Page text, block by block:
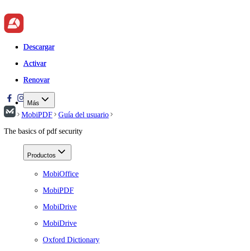
Descargar
Activar
Renovar
Más
Descargar
Activar
Renovar
MobiPDF
Guía del usuario
The basics of pdf security
Productos
MobiOffice
MobiPDF
MobiDrive
MobiDrive
Oxford Dictionary